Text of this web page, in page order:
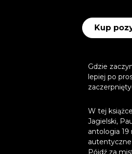
Kup
Gdzie
lepiej po
W tej
Jagielski,
antologia
autentyczne
Pójdź za